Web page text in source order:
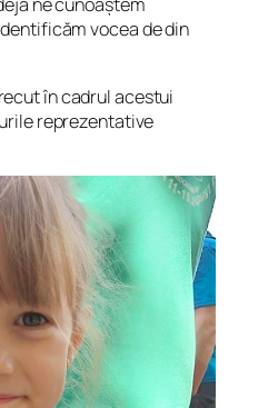
vocea de din
în cadrul acestui
reprezentative